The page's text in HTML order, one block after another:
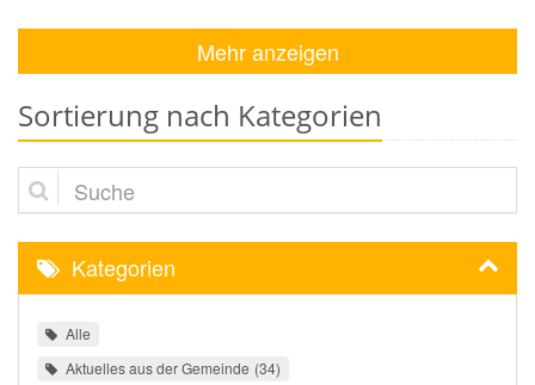
Mehr anzeigen
Sortierung nach Kategorien
Suche
Kategorien
Alle
Aktuelles aus der Gemeinde 34